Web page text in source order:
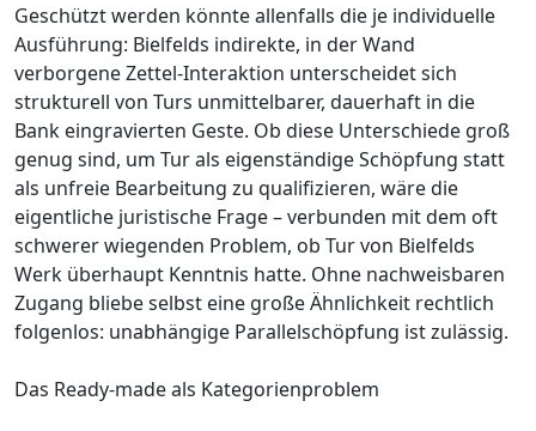
Geschützt werden könnte allenfalls die je individuelle
Ausführung: Bielfelds indirekte, in der Wand
verborgene Zettel-Interaktion unterscheidet sich
strukturell von Turs unmittelbarer, dauerhaft in die
Bank eingravierten Geste. Ob diese Unterschiede groß
genug sind, um Tur als eigenständige Schöpfung statt
als unfreie Bearbeitung zu qualifizieren, wäre die
eigentliche juristische Frage – verbunden mit dem oft
schwerer wiegenden Problem, ob Tur von Bielfelds
Werk überhaupt Kenntnis hatte. Ohne nachweisbaren
Zugang bliebe selbst eine große Ähnlichkeit rechtlich
folgenlos: unabhängige Parallelschöpfung ist zulässig.
Das Ready-made als Kategorienproblem